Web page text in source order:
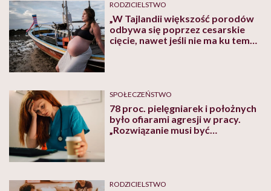
RODZICIELSTWO
„W Tajlandii większość porodów
odbywa się poprzez cesarskie
cięcie, nawet jeśli nie ma ku temu
SPOŁECZEŃSTWO
78 proc. pielęgniarek i położnych
było ofiarami agresji w pracy.
„Rozwiązanie musi być
RODZICIELSTWO